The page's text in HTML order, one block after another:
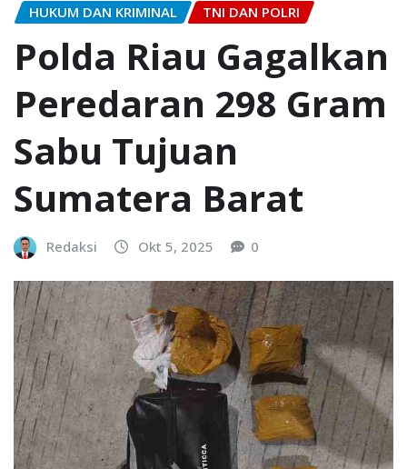
HUKUM DAN KRIMINAL TNI DAN POLRI
Polda Riau Gagalkan
Peredaran 298 Gram
Sabu Tujuan
Sumatera Barat
Redaksi Okt 5, 2025 0